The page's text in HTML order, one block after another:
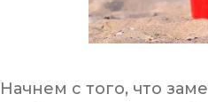
Начнем с того, что